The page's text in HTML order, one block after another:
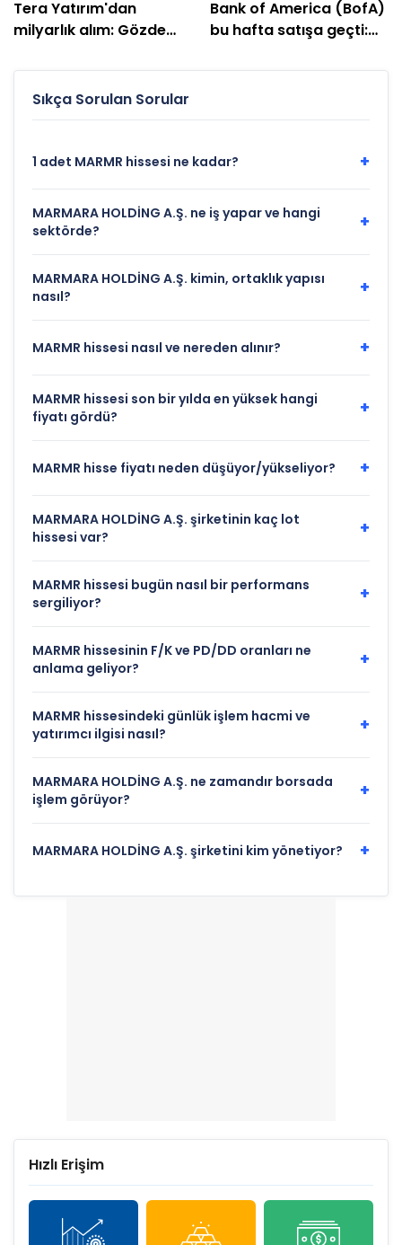
Tera Yatırım'dan
milyarlık alım: Gözde
Bank of America (BofA)
bu hafta satışa geçti:
Sıkça Sorulan Sorular
1 adet MARMR hissesi ne kadar? +
MARMARA HOLDİNG A.Ş. ne iş yapar ve hangi
sektörde?
+
MARMARA HOLDİNG A.Ş. kimin, ortaklık yapısı
nasıl?
+
MARMR hissesi nasıl ve nereden alınır? +
MARMR hissesi son bir yılda en yüksek hangi
fiyatı gördü?
+
MARMR hisse fiyatı neden düşüyor/yükseliyor? +
MARMARA HOLDİNG A.Ş. şirketinin kaç lot
hissesi var?
+
MARMR hissesi bugün nasıl bir performans
sergiliyor?
+
MARMR hissesinin F/K ve PD/DD oranları ne
anlama geliyor?
+
MARMR hissesindeki günlük işlem hacmi ve
yatırımcı ilgisi nasıl?
+
MARMARA HOLDİNG A.Ş. ne zamandır borsada
işlem görüyor?
+
MARMARA HOLDİNG A.Ş. şirketini kim yönetiyor? +
Hızlı Erişim